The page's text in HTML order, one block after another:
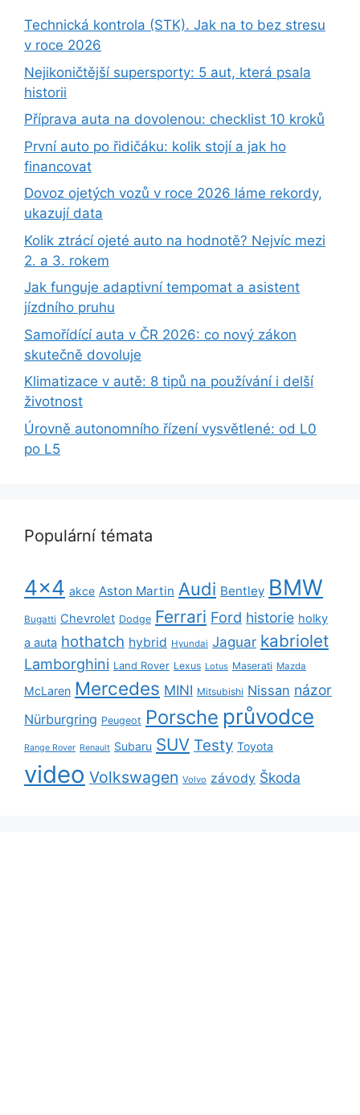
Technická kontrola (STK). Jak na to bez stresu
v roce 2026
Nejikoničtější supersporty: 5 aut, která psala
historii
Příprava auta na dovolenou: checklist 10 kroků
První auto po řidičáku: kolik stojí a jak ho
financovat
Dovoz ojetých vozů v roce 2026 láme rekordy,
ukazují data
Kolik ztrácí ojeté auto na hodnotě? Nejvíc mezi
2. a 3. rokem
Jak funguje adaptivní tempomat a asistent
jízdního pruhu
Samořídící auta v ČR 2026: co nový zákon
skutečně dovoluje
Klimatizace v autě: 8 tipů na používání i delší
životnost
Úrovně autonomního řízení vysvětlené: od L0
po L5
Populární témata
4x4 akce Aston Martin Audi Bentley BMW
Bugatti Chevrolet Dodge Ferrari Ford historie holky
a auta hothatch hybrid Hyundai Jaguar kabriolet
Lamborghini Land Rover Lexus Lotus Maserati Mazda
McLaren Mercedes MINI Mitsubishi Nissan názor
Nürburgring Peugeot Porsche průvodce
Range Rover Renault Subaru SUV Testy Toyota
video Volkswagen Volvo závody Škoda